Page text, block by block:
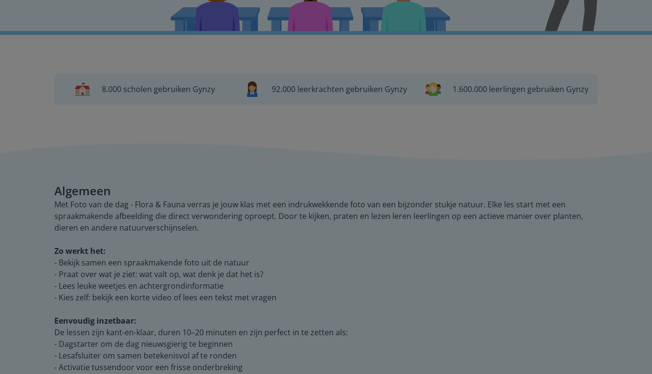
8.000 scholen gebruiken Gynzy 92.000 leerkrachten gebruiken Gynzy 1.600.000 leerlingen gebruiken Gynzy
Algemeen
Met Foto van de dag - Flora & Fauna verras je jouw klas met een indrukwekkende foto van een bijzonder stukje natuur. Elke les start met een
spraakmakende afbeelding die direct verwondering oproept. Door te kijken, praten en lezen leren leerlingen op een actieve manier over planten,
dieren en andere natuurverschijnselen.
Zo werkt het:
- Bekijk samen een spraakmakende foto uit de natuur
- Praat over wat je ziet: wat valt op, wat denk je dat het is?
- Lees leuke weetjes en achtergrondinformatie
- Kies zelf: bekijk een korte video of lees een tekst met vragen
Eenvoudig inzetbaar:
De lessen zijn kant-en-klaar, duren 10–20 minuten en zijn perfect in te zetten als:
- Dagstarter om de dag nieuwsgierig te beginnen
- Lesafsluiter om samen betekenisvol af te ronden
- Activatie tussendoor voor een frisse onderbreking